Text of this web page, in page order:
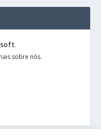
.
sobre nós.